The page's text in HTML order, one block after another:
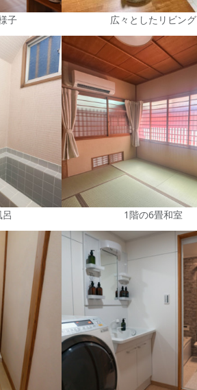
子 広々としたリビング
1階の6畳和室